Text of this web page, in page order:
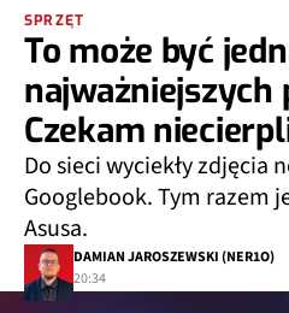
SPRZĘT
To może być
najważniejszych
Czekam
Do sieci wyciekły zdjęcia
Googlebook. Tym razem
Asusa.
DAMIAN JAROSZEWSKI (NER1O)
20:34